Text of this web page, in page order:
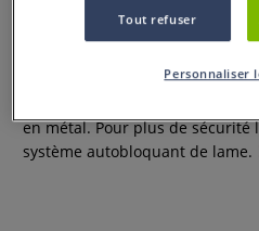
Cutter
en métal. Pour plus de sécurité
système autobloquant de lame.
Tout refuser
Personnaliser